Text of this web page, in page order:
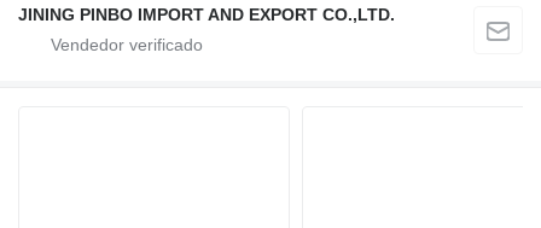
JINING PINBO IMPORT AND EXPORT CO.,LTD.